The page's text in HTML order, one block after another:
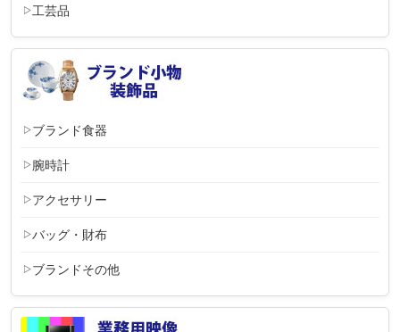
工芸品
ブランド食器
腕時計
アクセサリー
バッグ・財布
ブランドその他